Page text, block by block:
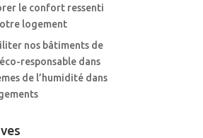
le confort ressenti
logement
nos bâtiments de
responsable dans
de l’humidité dans